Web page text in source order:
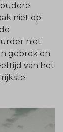
niet op
niet
gebrek en
van het